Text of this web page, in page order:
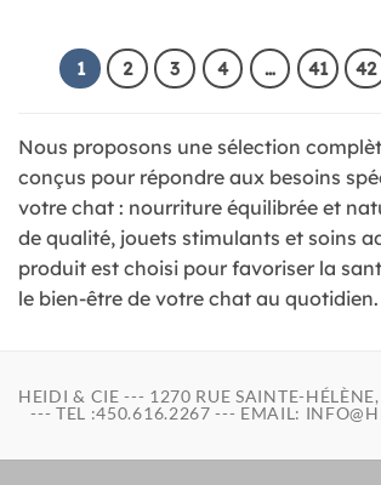
1 2 3 4 … 41 42
Nous proposons une sélection
conçus pour répondre aux besoins
votre chat : nourriture équilibrée et
de qualité, jouets stimulants et soins
produit est choisi pour favoriser la
le bien-être de votre chat au quotidien.
HEIDI & CIE --- 1270 RUE SAINTE-
--- TEL :450.616.2267 --- EMAIL: